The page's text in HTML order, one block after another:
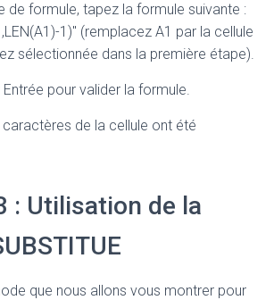
de formule, tapez la formule suivante :
1)" (remplacez A1 par la cellule
sélectionnée dans la première étape).
pour valider la formule.
caractères de la cellule ont été
: Utilisation de la
que nous allons vous montrer pour